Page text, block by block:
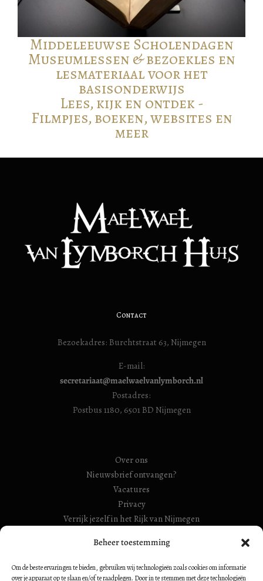
Beheer toestemming
Om de beste ervaringen te bieden, gebruiken wij technologieën zoals cookies om informatie
over je apparaat op te slaan en/of te raadplegen. Door in te stemmen met deze technologieën
Middeleeuwse Scholendagen
Museumlessen & bezoekles en
lesmateriaal voor het
basisonderwijs
Lees, kijk en ontdek -
Filmpjes, boeken, websites en
meer
Contact
Bezoekadres: Burchtstraat 63, Nijmegen
E-mail:
secretariaat@maelwaelvanlymborch.nl
Postadres:
Postbus 1180, 6501 BD Nijmegen
Over ons
Nieuwsbrief ontvangen?
Vacatures
Privacy
Verrijk jezelf in het Rijk van Nijmegen
RSIN Gebroeders Van Limburg Huis (ook: Maelwael van
RSIN Stiching Maelwael Van Lymborch: 813106680